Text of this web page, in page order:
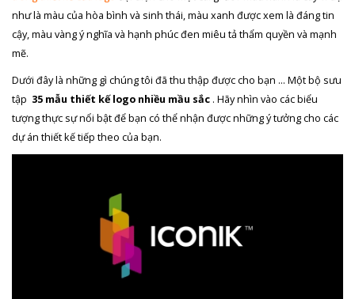
như là màu của hòa bình và sinh thái, màu xanh được xem là đáng tin
cậy, màu vàng ý nghĩa và hạnh phúc đen miêu tả thẩm quyền và mạnh
mẽ.
Dưới đây là những gì chúng tôi đã thu thập được cho bạn … Một bộ sưu
tập 35 mẫu thiết kế logo nhiều mầu sắc . Hãy nhìn vào các biểu
tượng thực sự nổi bật để bạn có thể nhận được những ý tưởng cho các
dự án thiết kế tiếp theo của bạn.